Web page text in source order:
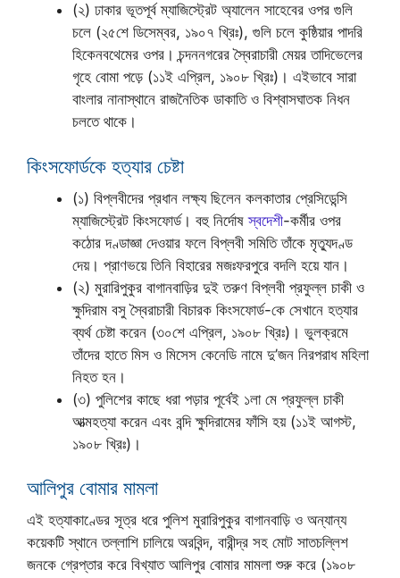
(২) ঢাকার ভূতপূর্ব ম্যাজিস্ট্রেট অ্যালেন সাহেবের ওপর গুলি
চলে (২৫শে ডিসেম্বর, ১৯০৭ খ্রিঃ), গুলি চলে কুষ্ঠিয়ার পাদরি
হিকেনবথেমের ওপর। চন্দননগরের স্বৈরাচারী মেয়র তাদিভেলের
গৃহে বোমা পড়ে (১১ই এপ্রিল, ১৯০৮ খ্রিঃ)। এইভাবে সারা
বাংলার নানাস্থানে রাজনৈতিক ডাকাতি ও বিশ্বাসঘাতক নিধন
চলতে থাকে।
কিংসফোর্ডকে হত্যার চেষ্টা
(১) বিপ্লবীদের প্রধান লক্ষ্য ছিলেন কলকাতার প্রেসিডেন্সি
ম্যাজিস্ট্রেট কিংসফোর্ড। বহু নির্দোষস্বদেশী-কর্মীর ওপর
কঠোর দণ্ডাজ্ঞা দেওয়ার ফলে বিপ্লবী সমিতি তাঁকে মৃত্যুদণ্ড
দেয়। প্রাণভয়ে তিনি বিহারের মজঃফরপুরে বদলি হয়ে যান।
(২) মুরারিপুকুর বাগানবাড়ির দুই তরুণ বিপ্লবী প্রফুল্ল চাকী ও
ক্ষুদিরাম বসু স্বৈরাচারী বিচারক কিংসফোর্ড-কে সেখানে হত্যার
ব্যর্থ চেষ্টা করেন (৩০শে এপ্রিল, ১৯০৮ খ্রিঃ)। ভুলক্রমে
তাঁদের হাতে মিস ও মিসেস কেনেডি নামে দু’জন নিরপরাধ মহিলা
নিহত হন।
(৩) পুলিশের কাছে ধরা পড়ার পূর্বেই ১লা মে প্রফুল্ল চাকী
আত্মহত্যা করেন এবং বন্দি ক্ষুদিরামের ফাঁসি হয় (১১ই আগস্ট,
১৯০৮ খ্রিঃ)।
আলিপুর বোমার মামলা
এই হত্যাকাণ্ডের সূত্র ধরে পুলিশ মুরারিপুকুর বাগানবাড়ি ও অন্যান্য
কয়েকটি স্থানে তল্লাশি চালিয়ে অরবিন্দ, বারীন্দ্র সহ মোট সাতচল্লিশ
জনকে গ্রেপ্তার করে বিখ্যাত আলিপুর বোমার মামলা শুরু করে (১৯০৮